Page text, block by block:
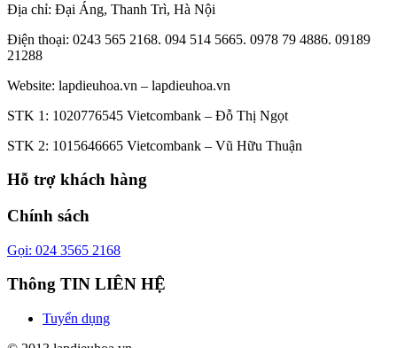
Địa chỉ: Đại Áng, Thanh Trì, Hà Nội
Điện thoại: 0243 565 2168. 094 514 5665. 0978 79 4886. 09189
21288
Website: lapdieuhoa.vn – lapdieuhoa.vn
STK 1: 1020776545 Vietcombank – Đỗ Thị Ngọt
STK 2: 1015646665 Vietcombank – Vũ Hữu Thuận
Hỗ trợ khách hàng
Chính sách
Gọi: 024 3565 2168
Thông TIN LIÊN HỆ
Tuyển dụng